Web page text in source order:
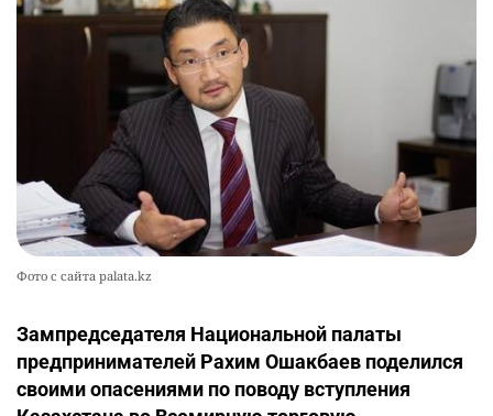
Фото с сайта palata.kz
Зампредседателя Национальной палаты
предпринимателей Рахим Ошакбаев поделился
своими опасениями по поводу вступления